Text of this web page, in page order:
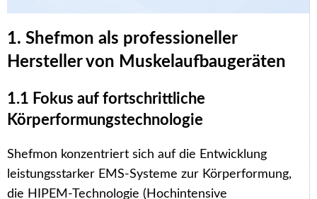
1. Shefmon als professioneller
Hersteller von Muskelaufbaugeräten
1.1 Fokus auf fortschrittliche
Körperformungstechnologie
Shefmon konzentriert sich auf die Entwicklung
leistungsstarker EMS-Systeme zur Körperformung,
die HIPEM-Technologie (Hochintensive